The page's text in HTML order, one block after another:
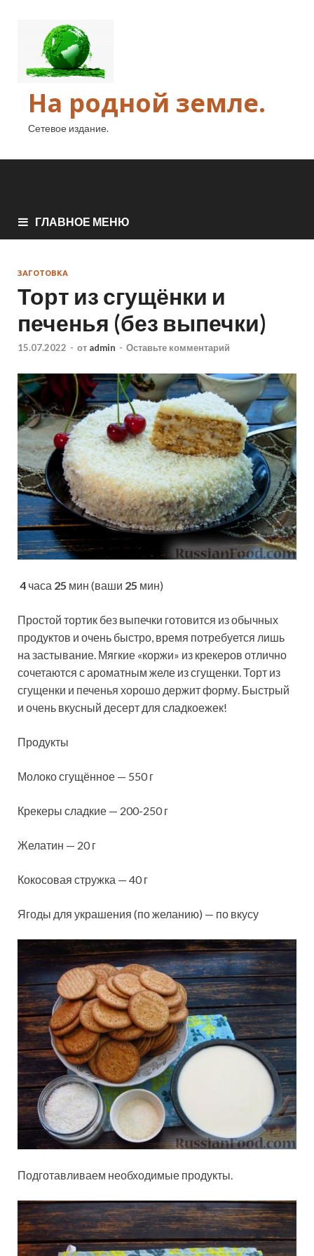
На родной земле.
Сетевое издание.
ГЛАВНОЕ МЕНЮ
ЗАГОТОВКА
Торт из сгущёнки и
печенья (без выпечки)
15.07.2022 - от admin - Оставьте комментарий
4 часа 25 мин (ваши 25 мин)
Простой тортик без выпечки готовится из обычных
продуктов и очень быстро, время потребуется лишь
на застывание. Мягкие «коржи» из крекеров отлично
сочетаются с ароматным желе из сгущенки. Торт из
сгущенки и печенья хорошо держит форму. Быстрый
и очень вкусный десерт для сладкоежек!
Продукты
Молоко сгущённое — 550 г
Крекеры сладкие — 200-250 г
Желатин — 20 г
Кокосовая стружка — 40 г
Ягоды для украшения (по желанию) — по вкусу
Подготавливаем необходимые продукты.